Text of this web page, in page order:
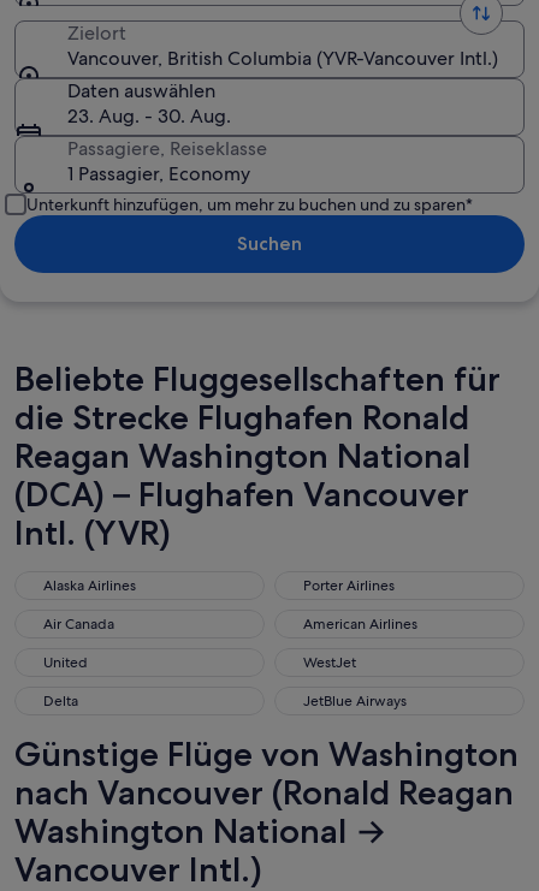
Zielort
Vancouver, British Columbia (YVR-Vancouver Intl.)
Daten auswählen
23. Aug. - 30. Aug.
Passagiere, Reiseklasse
1 Passagier, Economy
Unterkunft hinzufügen, um mehr zu buchen und zu sparen*
Suchen
Beliebte Fluggesellschaften für
die Strecke Flughafen Ronald
Reagan Washington National
(DCA) – Flughafen Vancouver
Intl. (YVR)
Alaska Airlines
Alaska Airlines Porter Airlines
Porter Airlines
Air Canada
Air Canada American Airlines
American Airlines
United
United WestJet
WestJet
Delta
Delta JetBlue Airways
JetBlue Airways
Günstige Flüge von Washington
nach Vancouver (Ronald Reagan
Washington National →
Vancouver Intl.)